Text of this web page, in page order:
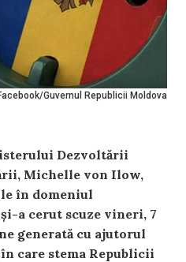
Guvernul Republicii Moldova
Dezvoltării
Michelle von Ilow,
în domeniul
a cerut scuze vineri, 7
generată cu ajutorul
care stema Republicii